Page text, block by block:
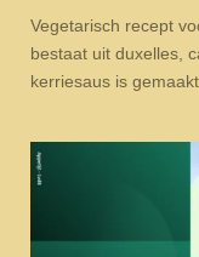
Vegetarisch recept
bestaat uit duxelles,
kerriesaus is